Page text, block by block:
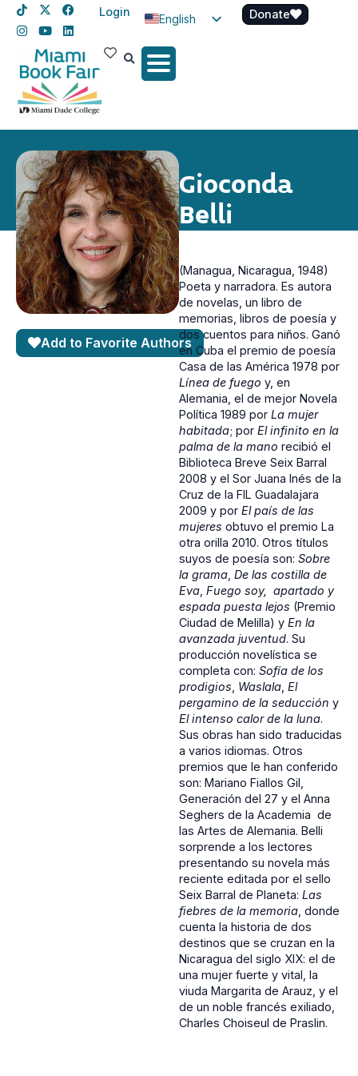
Login
English
Spanish
Donate
Gioconda
Belli
Add to Favorite Authors
(Managua, Nicaragua, 1948)
Poeta y narradora. Es autora
de novelas, un libro de
memorias, libros de poesía y
dos cuentos para niños. Ganó
en Cuba el premio de poesía
Casa de las América 1978 por
Línea de fuego y, en
Alemania, el de mejor Novela
Política 1989 por La mujer
habitada; por El infinito en la
palma de la mano recibió el
Biblioteca Breve Seix Barral
2008 y el Sor Juana Inés de la
Cruz de la FIL Guadalajara
2009 y por El país de las
mujeres obtuvo el premio La
otra orilla 2010. Otros títulos
suyos de poesía son: Sobre
la grama, De las costilla de
Eva, Fuego soy, apartado y
espada puesta lejos (Premio
Ciudad de Melilla) y En la
avanzada juventud. Su
producción novelística se
completa con: Sofía de los
prodigios, Waslala, El
pergamino de la seducción y
El intenso calor de la luna.
Sus obras han sido traducidas
a varios idiomas. Otros
premios que le han conferido
son: Mariano Fiallos Gil,
Generación del 27 y el Anna
Seghers de la Academia de
las Artes de Alemania. Belli
sorprende a los lectores
presentando su novela más
reciente editada por el sello
Seix Barral de Planeta: Las
fiebres de la memoria, donde
cuenta la historia de dos
destinos que se cruzan en la
Nicaragua del siglo XIX: el de
una mujer fuerte y vital, la
viuda Margarita de Arauz, y el
de un noble francés exiliado,
Charles Choiseul de Praslin.